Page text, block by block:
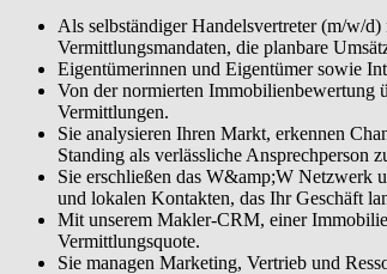
Als selbständiger Handelsvertreter (m/w/
Vermittlungsmandaten, die planbare
Eigentümerinnen und Eigentümer sowie
Von der normierten Immobilienbewertung
Vermittlungen.
Sie analysieren Ihren Markt, erkennen
Standing als verlässliche Ansprechperson
Sie erschließen das W&amp;W Netzwerk
und lokalen Kontakten, das Ihr Geschäft
Mit unserem Makler-CRM, einer
Vermittlungsquote.
Sie managen Marketing, Vertrieb und